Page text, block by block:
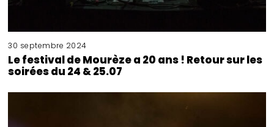
30 septembre 2024
Le festival de Mourèze a 20 ans ! Retour sur les
soirées du 24 & 25.07